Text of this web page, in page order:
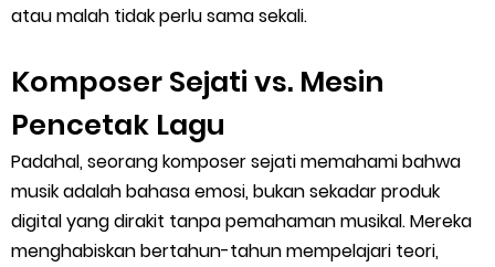
atau malah tidak perlu sama sekali.
Komposer Sejati vs. Mesin
Pencetak Lagu
Padahal, seorang komposer sejati memahami bahwa
musik adalah bahasa emosi, bukan sekadar produk
digital yang dirakit tanpa pemahaman musikal. Mereka
menghabiskan bertahun-tahun mempelajari teori,